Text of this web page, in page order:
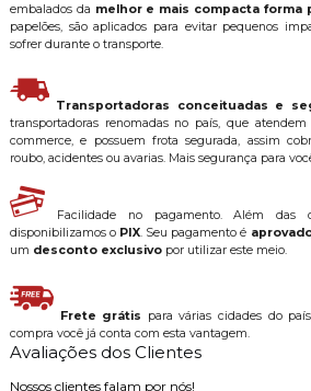
embalados da melhor e mais compacta forma
papelões, são aplicados para evitar pequenos
sofrer durante o transporte.
Transportadoras conceituadas e
transportadoras renomadas no país, que
commerce, e possuem frota segurada, assim
roubo, acidentes ou avarias. Mais segurança para
Facilidade no pagamento. Além das
disponibilizamos o PIX . Seu pagamento é
um desconto exclusivopor utilizar este meio.
Frete grátis para várias cidades do
compra você já conta com esta vantagem.
Avaliações dos Clientes
Nossos clientes falam por nós!